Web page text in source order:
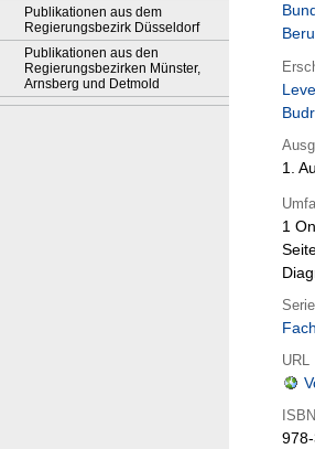
Publikationen aus dem
Regierungsbezirk Düsseldorf
Publikationen aus den
Regierungsbezirken Münster,
Arnsberg und Detmold
1.
1
Serie
URL
ISBN